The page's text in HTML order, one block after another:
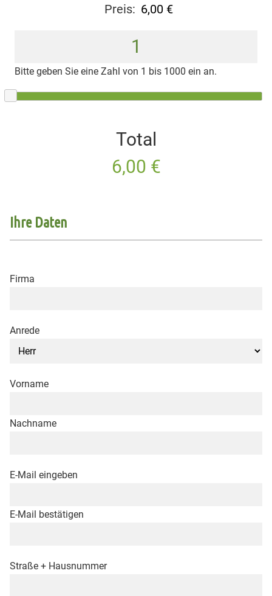
Preis:
Bitte geben Sie eine Zahl von 1 bis 1000 ein an.
Total
Ihre Daten
Firma
Anrede
Vorname
Nachname
E-Mail eingeben
E-Mail bestätigen
Straße + Hausnummer